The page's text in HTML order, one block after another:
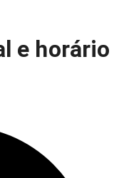
e horário